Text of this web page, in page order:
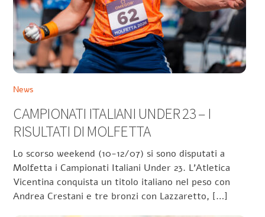
News
CAMPIONATI ITALIANI UNDER 23 – I
RISULTATI DI MOLFETTA
Lo scorso weekend (10-12/07) si sono disputati a
Molfetta i Campionati Italiani Under 23. L’Atletica
Vicentina conquista un titolo italiano nel peso con
Andrea Crestani e tre bronzi con Lazzaretto, […]